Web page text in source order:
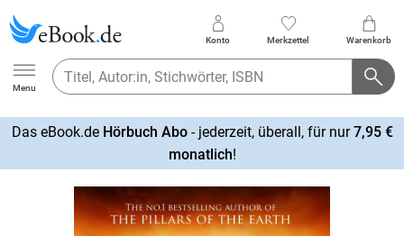
Ebook.de
Menu
Konto Merkzettel Warenkorb
Das eBook.de Hörbuch Abo- jederzeit, überall, für nur7,95 €
monatlich!